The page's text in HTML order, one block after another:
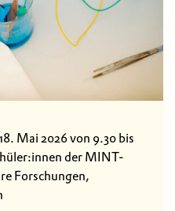
Mai 2026 von 9.30 bis
Forschungen,